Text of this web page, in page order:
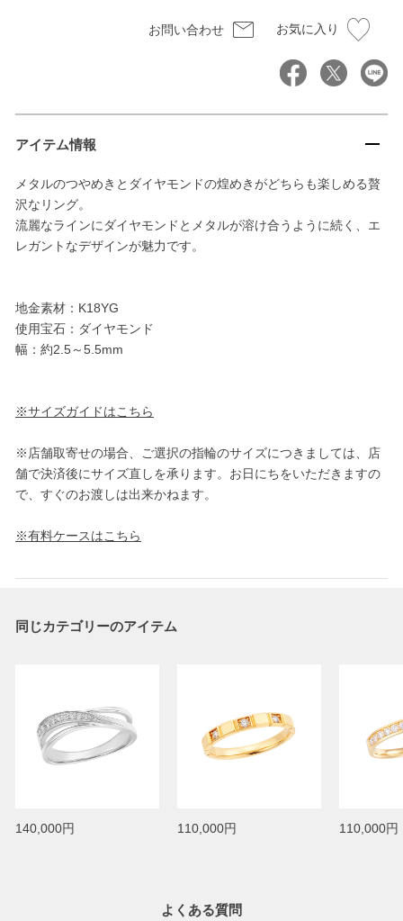
お問い合わせ お気に入り
アイテム情報
メタルのつやめきとダイヤモンドの煌めきがどちらも楽しめる贅
沢なリング。
流麗なラインにダイヤモンドとメタルが溶け合うように続く、エ
レガントなデザインが魅力です。
地金素材：K18YG
使用宝石：ダイヤモンド
幅：約2.5～5.5mm
※サイズガイドはこちら
※店舗取寄せの場合、ご選択の指輪のサイズにつきましては、店
舗で決済後にサイズ直しを承ります。お日にちをいただきますの
で、すぐのお渡しは出来かねます。
※有料ケースはこちら
同じカテゴリーのアイテム
140,000円 110,000円 110,000円
よくある質問